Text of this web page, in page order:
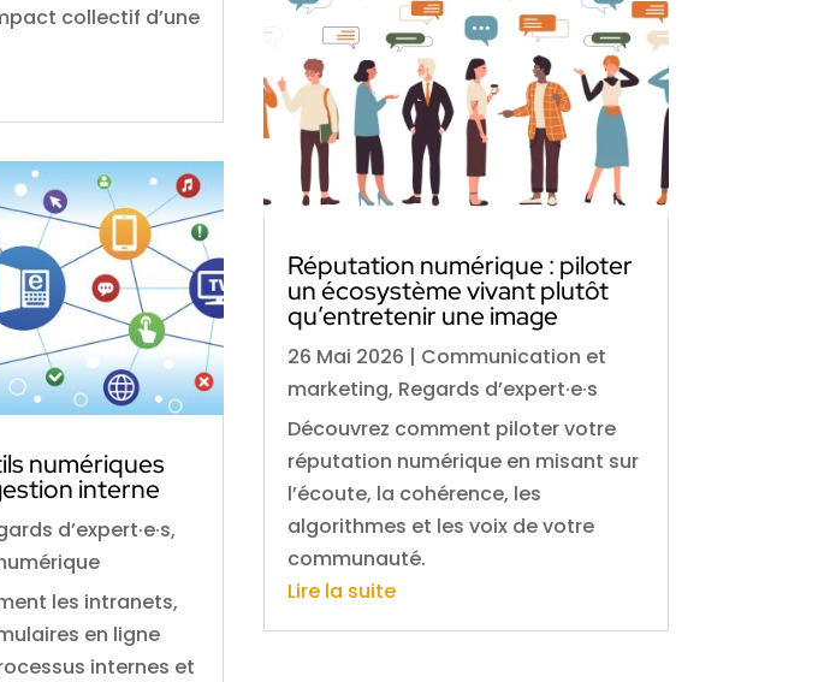
collectif d’une
numériques
interne
d’expert·e·s,
les intranets,
en ligne
internes et
Réputation numérique : piloter
un écosystème vivant plutôt
qu’entretenir une image
26 Mai 2026 | Communication et
marketing, Regards d’expert·e·s
Découvrez comment piloter votre
réputation numérique en misant sur
l’écoute, la cohérence, les
algorithmes et les voix de votre
communauté.
Lire la suite